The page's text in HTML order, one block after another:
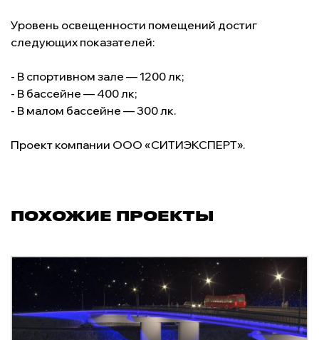
Уровень освещенности помещений достиг
следующих показателей:
- В спортивном зале — 1200 лк;
- В бассейне — 400 лк;
- В малом бассейне — 300 лк.
Проект компании ООО «СИТИЭКСПЕРТ».
ПОХОЖИЕ ПРОЕКТЫ